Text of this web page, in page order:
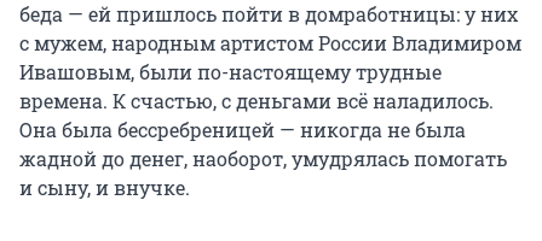
беда — ей пришлось пойти в домработницы: у них
с мужем, народным артистом России Владимиром
Ивашовым, были по-настоящему трудные
времена. К счастью, с деньгами всё наладилось.
Она была бессребреницей — никогда не была
жадной до денег, наоборот, умудрялась помогать
и сыну, и внучке.